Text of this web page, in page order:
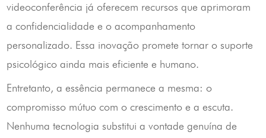
videoconferência já oferecem recursos que aprimoram
a confidencialidade e o acompanhamento
personalizado. Essa inovação promete tornar o suporte
psicológico ainda mais eficiente e humano.
Entretanto, a essência permanece a mesma: o
compromisso mútuo com o crescimento e a escuta.
Nenhuma tecnologia substitui a vontade genuína de